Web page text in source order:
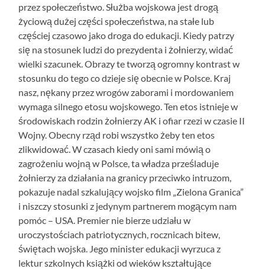
przez społeczeństwo. Służba wojskowa jest drogą
życiową dużej części społeczeństwa, na stałe lub
częściej czasowo jako droga do edukacji. Kiedy patrzy
się na stosunek ludzi do prezydenta i żołnierzy, widać
wielki szacunek. Obrazy te tworzą ogromny kontrast w
stosunku do tego co dzieje się obecnie w Polsce. Kraj
nasz, nękany przez wrogów zaborami i mordowaniem
wymaga silnego etosu wojskowego. Ten etos istnieje w
środowiskach rodzin żołnierzy AK i ofiar rzezi w czasie II
Wojny. Obecny rząd robi wszystko żeby ten etos
zlikwidować. W czasach kiedy oni sami mówią o
zagrożeniu wojną w Polsce, ta władza prześladuje
żołnierzy za działania na granicy przeciwko intruzom,
pokazuje nadal szkalujący wojsko film „Zielona Granica”
i niszczy stosunki z jedynym partnerem mogącym nam
pomóc – USA. Premier nie bierze udziału w
uroczystościach patriotycznych, rocznicach bitew,
świętach wojska. Jego minister edukacji wyrzuca z
lektur szkolnych książki od wieków kształtujące